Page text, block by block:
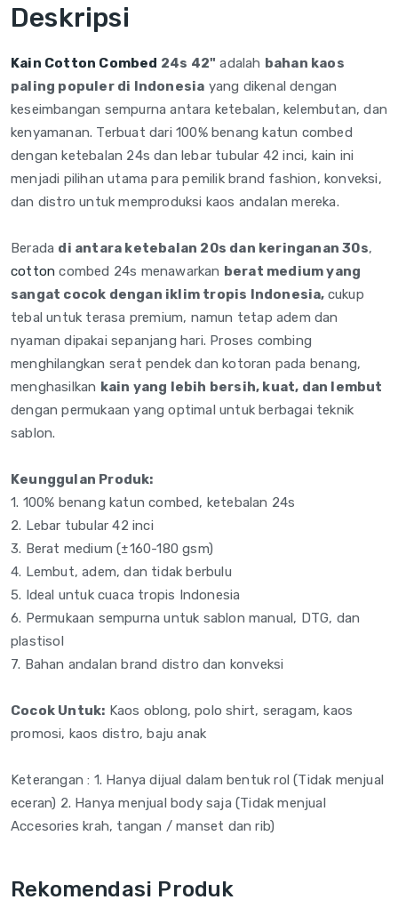
Deskripsi
Kain Cotton Combed 24s 42" adalah bahan kaos
paling populer di Indonesia yang dikenal dengan
keseimbangan sempurna antara ketebalan, kelembutan, dan
kenyamanan. Terbuat dari 100% benang katun combed
dengan ketebalan 24s dan lebar tubular 42 inci, kain ini
menjadi pilihan utama para pemilik brand fashion, konveksi,
dan distro untuk memproduksi kaos andalan mereka.
Berada di antara ketebalan 20s dan keringanan 30s,
cottoncombed 24s menawarkan berat medium yang
sangat cocok dengan iklim tropis Indonesia, cukup
tebal untuk terasa premium, namun tetap adem dan
nyaman dipakai sepanjang hari. Proses combing
menghilangkan serat pendek dan kotoran pada benang,
menghasilkan kain yang lebih bersih, kuat, dan lembut
dengan permukaan yang optimal untuk berbagai teknik
sablon.
Keunggulan Produk:
1. 100% benang katun combed, ketebalan 24s
2. Lebar tubular 42 inci
3. Berat medium (±160-180 gsm)
4. Lembut, adem, dan tidak berbulu
5. Ideal untuk cuaca tropis Indonesia
6. Permukaan sempurna untuk sablon manual, DTG, dan
plastisol
7. Bahan andalan brand distro dan konveksi
Cocok Untuk: Kaos oblong, polo shirt, seragam, kaos
promosi, kaos distro, baju anak
Keterangan : 1. Hanya dijual dalam bentuk rol (Tidak menjual
eceran) 2. Hanya menjual body saja (Tidak menjual
Accesories krah, tangan / manset dan rib)
Rekomendasi Produk